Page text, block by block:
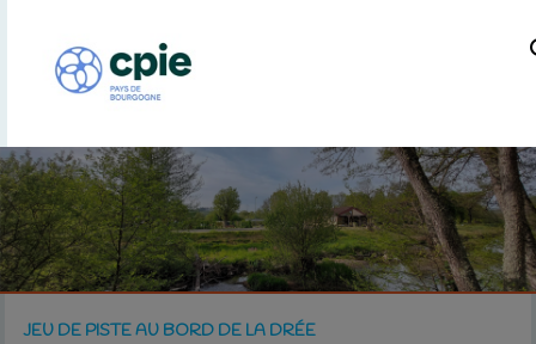
JEU DE PISTE AU BORD DE LA DRÉE